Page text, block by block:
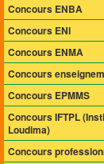
Concours ENBA
Concours ENI
Concours ENMA
Concours
Concours EPMMS
Concours IFTPL
Loudima)
Concours